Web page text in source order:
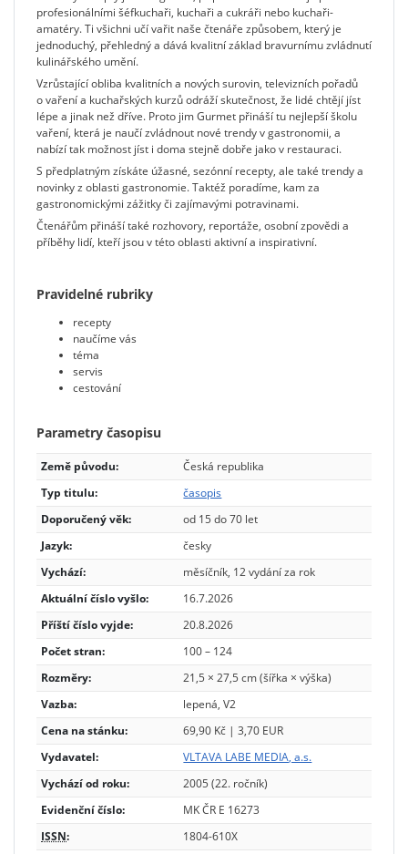
profesionálními šéfkuchaři, kuchaři a cukráři nebo kuchaři-
amatéry. Ti všichni učí vařit naše čtenáře způsobem, který je
jednoduchý, přehledný a dává kvalitní základ bravurnímu zvládnutí
kulinářského umění.
Vzrůstající obliba kvalitních a nových surovin, televizních pořadů
o vaření a kuchařských kurzů odráží skutečnost, že lidé chtějí jíst
lépe a jinak než dříve. Proto jim Gurmet přináší tu nejlepší školu
vaření, která je naučí zvládnout nové trendy v gastronomii, a
nabízí tak možnost jíst i doma stejně dobře jako v restauraci.
S předplatným získáte úžasné, sezónní recepty, ale také trendy a
novinky z oblasti gastronomie. Taktéž poradíme, kam za
gastronomickými zážitky či zajímavými potravinami.
Čtenářům přináší také rozhovory, reportáže, osobní zpovědi a
příběhy lidí, kteří jsou v této oblasti aktivní a inspirativní.
Pravidelné rubriky
recepty
naučíme vás
téma
servis
cestování
Parametry časopisu
Země původu:
Česká republika
Typ titulu:
časopis
Doporučený věk:
od 15 do 70 let
Jazyk:
česky
Vychází:
měsíčník, 12 vydání za rok
Aktuální číslo vyšlo:
16.7.2026
Příští číslo vyjde:
20.8.2026
Počet stran:
100 – 124
Rozměry:
21,5 × 27,5 cm (šířka × výška)
Vazba:
lepená, V2
Cena na stánku:
69,90 Kč | 3,70 EUR
Vydavatel:
VLTAVA LABE MEDIA, a.s.
Vychází od roku:
2005 (22. ročník)
Evidenční číslo:
MK ČR E 16273
ISSN:
1804-610X